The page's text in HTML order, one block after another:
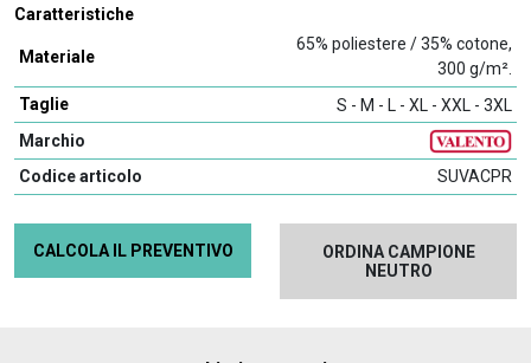
Caratteristiche
Materiale
65% poliestere / 35% cotone,
300 g/m².
Taglie
S - M - L - XL - XXL - 3XL
Marchio
Codice articolo
SUVACPR
CALCOLA IL PREVENTIVO
ORDINA CAMPIONE
NEUTRO